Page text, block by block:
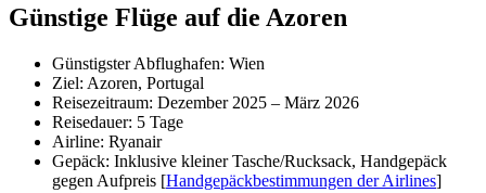
Günstige Flüge auf die Azoren
Günstigster Abflughafen: Wien
Ziel: Azoren, Portugal
Reisezeitraum: Dezember 2025 – März 2026
Reisedauer: 5 Tage
Airline: Ryanair
Gepäck: Inklusive kleiner Tasche/Rucksack, Handgepäck
gegen Aufpreis [Handgepäckbestimmungen der Airlines]